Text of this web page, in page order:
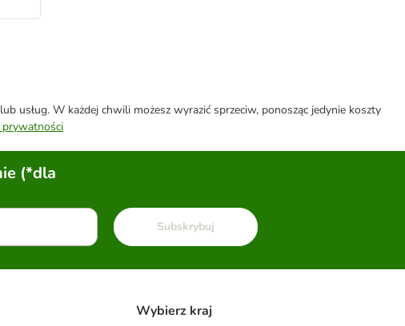
usług. W każdej chwili możesz wyrazić sprzeciw, ponosząc jedynie koszty
(*dla
Subskrybuj
Wybierz kraj